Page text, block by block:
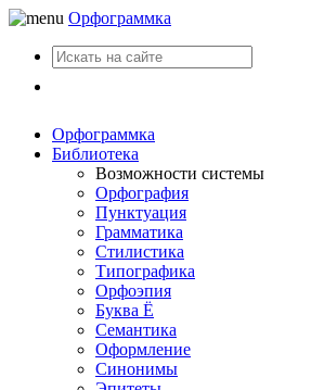
Орфограммка
Орфограммка
Библиотека
Возможности системы
Орфография
Пунктуация
Грамматика
Стилистика
Типографика
Орфоэпия
Буква Ё
Семантика
Оформление
Синонимы